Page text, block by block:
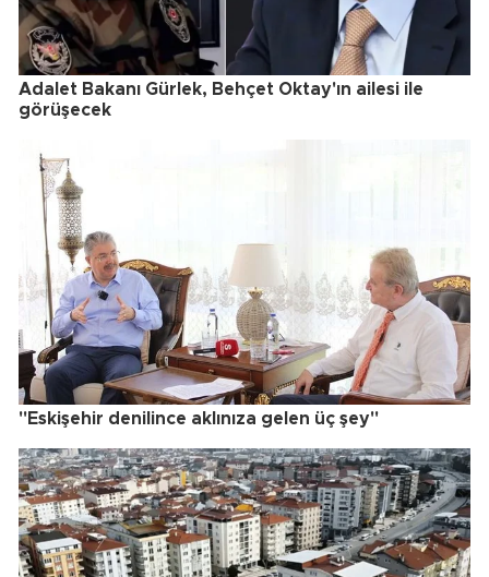
Adalet Bakanı Gürlek, Behçet Oktay'ın ailesi ile
görüşecek
"Eskişehir denilince aklınıza gelen üç şey"